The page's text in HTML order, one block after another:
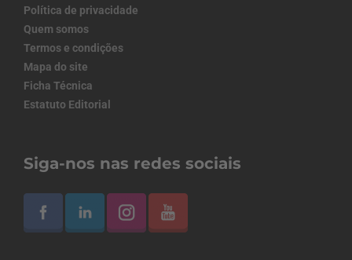
Política de privacidade
Quem somos
Termos e condições
Mapa do site
Ficha Técnica
Estatuto Editorial
Siga-nos nas redes sociais